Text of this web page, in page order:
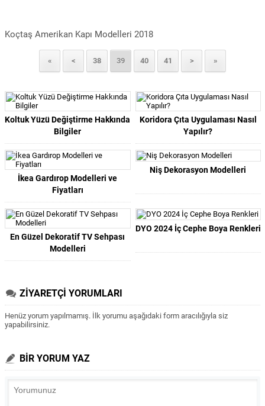
Koçtaş Amerikan Kapı Modelleri 2018
« < 38 39 40 41 > »
Koltuk Yüzü Değiştirme Hakkında
Bilgiler
Koridora Çıta Uygulaması Nasıl
Yapılır?
İkea Gardırop Modelleri ve
Fiyatları
Niş Dekorasyon Modelleri
En Güzel Dekoratif TV Sehpası
Modelleri
DYO 2024 İç Cephe Boya Renkleri
ZİYARETÇİ YORUMLARI
Henüz yorum yapılmamış. İlk yorumu aşağıdaki form aracılığıyla siz
yapabilirsiniz.
BİR YORUM YAZ